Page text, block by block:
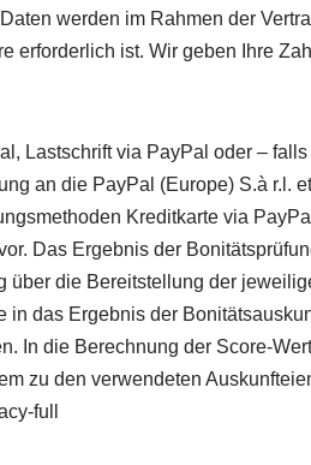
werden im Rahmen der
erforderlich ist. Wir geben Ihre
Lastschrift via PayPal oder –
an die PayPal (Europe) S.à r.l.
Kreditkarte via
Das Ergebnis der
die Bereitstellung der
in das Ergebnis der
In die Berechnung der Score-
zu den verwendeten
full